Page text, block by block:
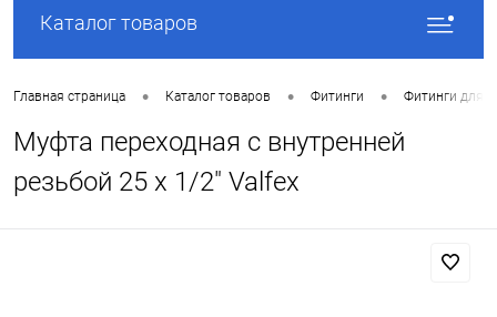
Каталог товаров
Главная страница • Каталог товаров • Фитинги • Фитинги для
Муфта переходная с внутренней
резьбой 25 x 1/2" Valfex